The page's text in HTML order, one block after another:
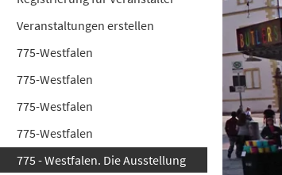
Veranstaltungen erstellen
775-Westfalen
775-Westfalen
775-Westfalen
775-Westfalen
775 - Westfalen. Die Ausstellung